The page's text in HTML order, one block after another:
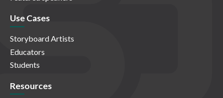
Use Cases
Storyboard Artists
Educators
Students
Resources